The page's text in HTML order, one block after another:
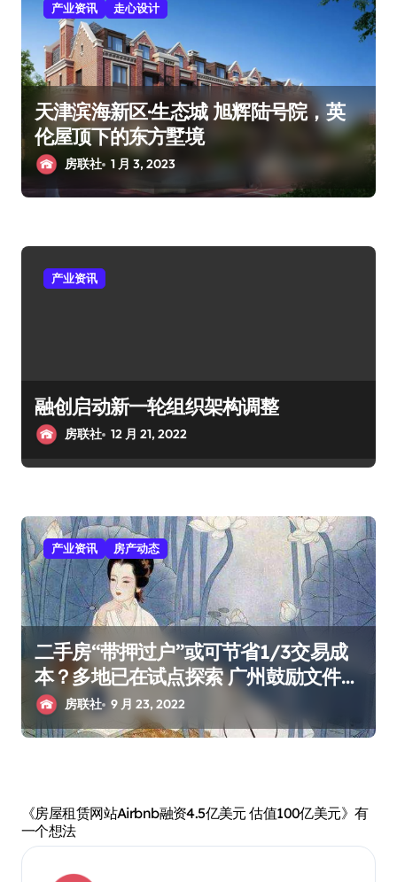
产业资讯 走心设计
天津滨海新区·生态城 旭辉陆号院，英
伦屋顶下的东方墅境
房联社 1 月 3, 2023
产业资讯
融创启动新一轮组织架构调整
房联社 12 月 21, 2022
产业资讯 房产动态
二手房“带押过户”或可节省1/3交易成
本？多地已在试点探索 广州鼓励文件也
来了房联社 9 月 23, 2022
《房屋租赁网站Airbnb融资4.5亿美元 估值100亿美元》有
一个想法